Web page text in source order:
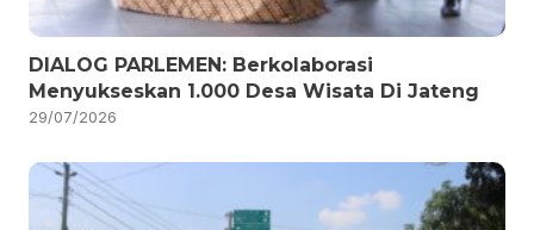
DIALOG PARLEMEN: Berkolaborasi
Menyukseskan 1.000 Desa Wisata Di Jateng
29/07/2026